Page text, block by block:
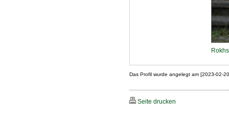
Das Profil wurde angelegt am [2023-02-
Seite drucken